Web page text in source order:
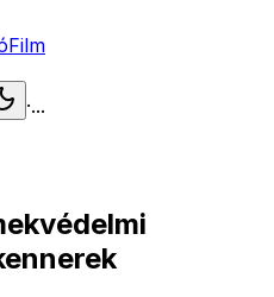
Film
·...